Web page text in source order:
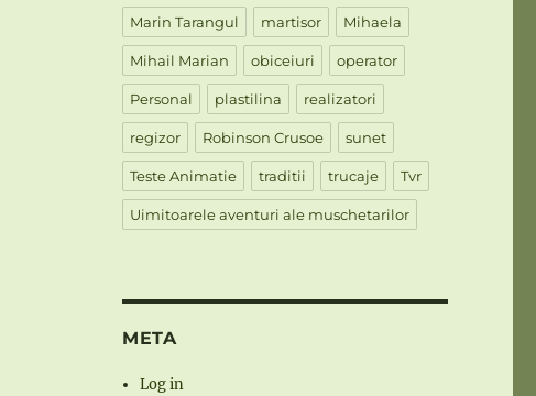
Marin Tarangul martisor Mihaela
Mihail Marian obiceiuri operator
Personal plastilina realizatori
regizor Robinson Crusoe sunet
Teste Animatie traditii trucaje Tvr
Uimitoarele aventuri ale muschetarilor
META
Log in